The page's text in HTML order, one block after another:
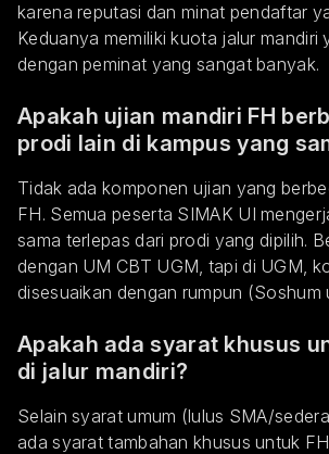
karena reputasi dan minat pendaftar
Keduanya memiliki kuota jalur mandiri
dengan peminat yang sangat banyak.
Apakah ujian mandiri FH
prodi lain di kampus yang
Tidak ada komponen ujian yang
FH. Semua peserta SIMAK UI
sama terlepas dari prodi yang dipilih.
dengan UM CBT UGM, tapi di UGM,
disesuaikan dengan rumpun (Soshum
Apakah ada syarat khusus
di jalur mandiri?
Selain syarat umum (lulus SMA/
ada syarat tambahan khusus untuk